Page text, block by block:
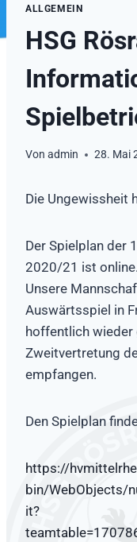
ALLGEMEIN
HSG
Von admin 28. Mai
Die Ungewissheit
Der Spielplan der
2020/21 ist online.
Unsere
Auswärtsspiel in
hoffentlich wieder
Zweitvertretung
empfangen.
Den Spielplan
https://
bin/WebObjects/
it?